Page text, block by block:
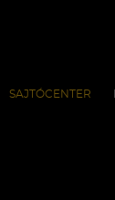
SAJTÓCENTER